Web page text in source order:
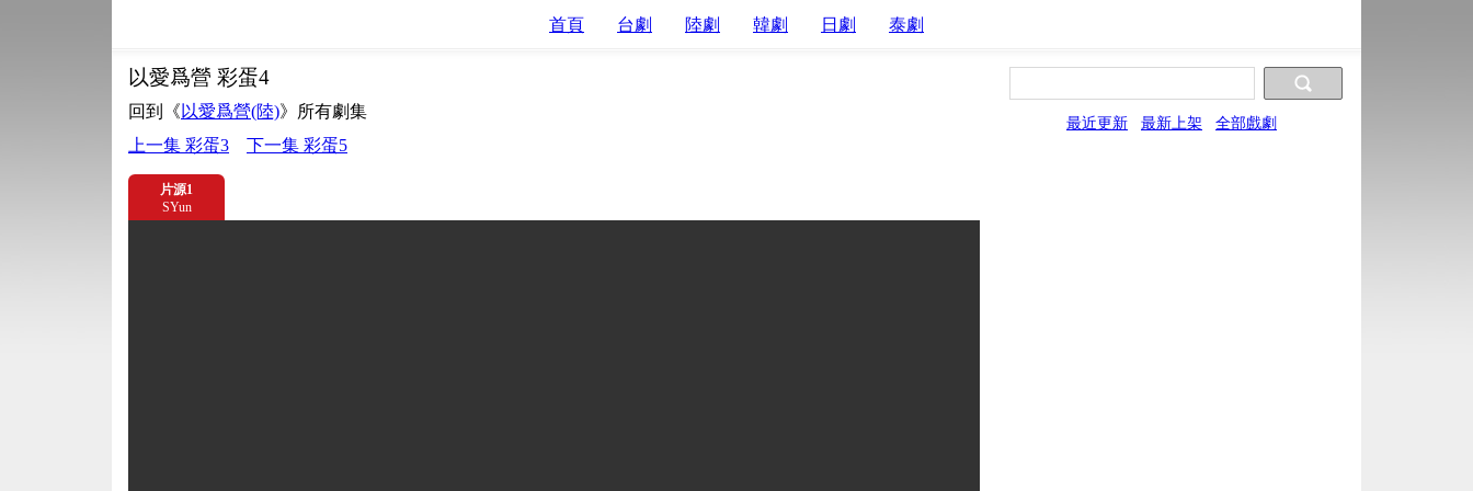
首頁 台劇 陸劇 韓劇 日劇 泰劇
最近更新 最新上架 全部戲劇
以愛爲營 彩蛋4
回到《 以愛爲營(陸)》所有劇集
上一集 彩蛋3
下一集 彩蛋5
片源1
SYun